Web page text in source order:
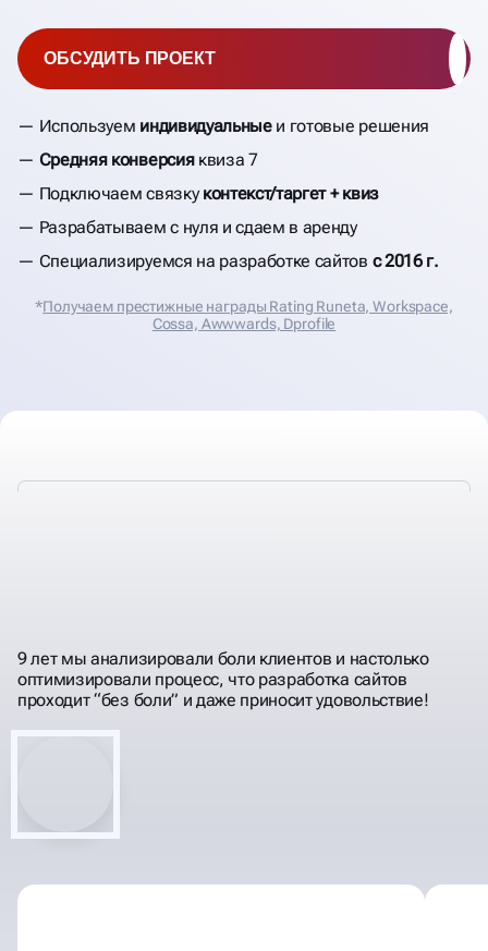
Используем индивидуальныеи готовые решения
Средняя конверсияквиза 7
Подключаем связкуконтекст/таргет + квиз
Разрабатываем с нуля и сдаем в аренду
Специализируемся на разработке сайтов с 2016 г.
ОБСУДИТЬ ПРОЕКТ
*Получаем престижные награды Rating Runeta, Workspace,
Cossa, Аwwwards, Dprofile
КВИЗ САЙТЫ
9 лет мы анализировали боли клиентов и настолько
оптимизировали процесс, что разработка сайтов
проходит “без боли” и даже приносит удовольствие!